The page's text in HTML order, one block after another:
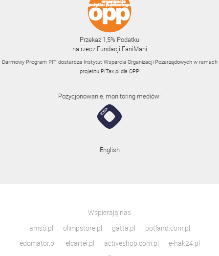
Przekaż 1,5% Podatku
na rzecz Fundacji FaniMani
Darmowy Program PIT dostarcza Instytut Wsparcia Organizacji Pozarządowych w ramach
projektu PITax.pl dla OPP
Pozycjonowanie, monitoring mediów:
English
Wspierają nas
amso.pl
olimpstore.pl gatta.pl
botland.com.pl
edomator.pl
elcartel.pl activeshop.com.pl
e-hak24.pl